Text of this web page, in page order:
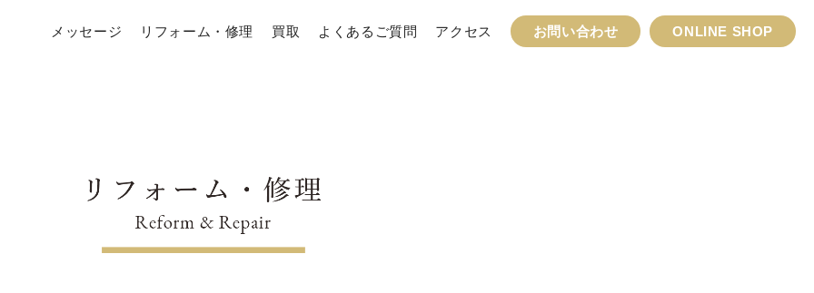
メッセージ リフォーム・修理 買取 よくあるご質問 アクセス お問い合わせ ONLINE SHOP